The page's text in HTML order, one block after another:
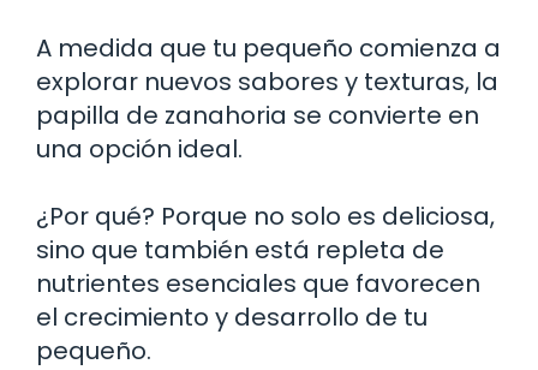
A medida que tu pequeño comienza a
explorar nuevos sabores y texturas, la
papilla de zanahoria se convierte en
una opción ideal.
¿Por qué? Porque no solo es deliciosa,
sino que también está repleta de
nutrientes esenciales que favorecen
el crecimiento y desarrollo de tu
pequeño.